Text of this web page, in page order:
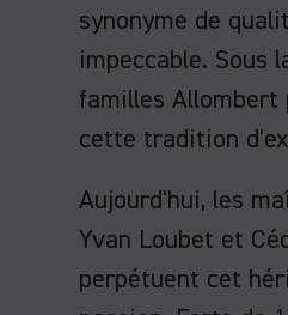
synonyme de
impeccable. Sous
familles Allombert
cette tradition
Aujourd'hui, les
Yvan Loubet et
perpétuent cet